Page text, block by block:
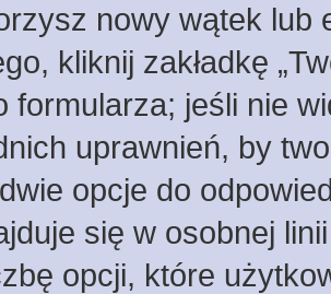
nowy wątek lub
kliknij zakładkę
formularza; jeśli nie
uprawnień, by
opcje do
się w osobnej
opcji, które